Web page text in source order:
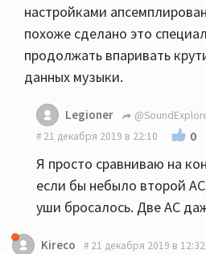
настройками
похоже сделано это
продолжать впаривать
данных музыки.
Legioner
21 декабря 2019 в 22:10
0
Я просто сравниваю на
если бы небыло второй
уши бросалось. Две АС
Kireco 21 декабря 2019 в 12:32